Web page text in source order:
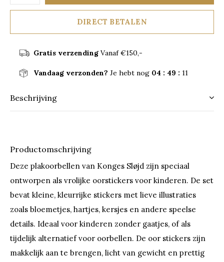
DIRECT BETALEN
Gratis verzendingVanaf €150,-
Vandaag verzonden? Je hebt nog 04 : 49 : 11
Beschrijving
Productomschrijving
Deze plakoorbellen van Konges Sløjd zijn speciaal
ontworpen als vrolijke oorstickers voor kinderen. De set
bevat kleine, kleurrijke stickers met lieve illustraties
zoals bloemetjes, hartjes, kersjes en andere speelse
details. Ideaal voor kinderen zonder gaatjes, of als
tijdelijk alternatief voor oorbellen. De oor stickers zijn
makkelijk aan te brengen, licht van gewicht en prettig